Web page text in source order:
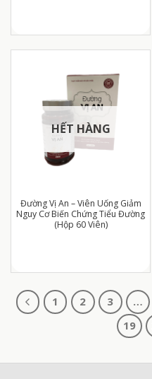
HẾT HÀNG
Đường Vị An – Viên Uống Giảm
Nguy Cơ Biến Chứng Tiểu Đường
(Hộp 60 Viên)
1 2 3 …
19